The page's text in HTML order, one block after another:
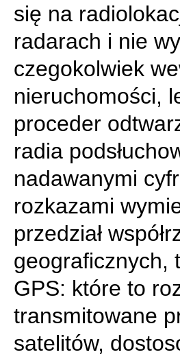
się na
radarach i nie
czegokolwiek
nieruchomości,
proceder
radia
nadawanymi
rozkazami
przedział
geograficznych,
GPS: które to
transmitowane
satelitów,